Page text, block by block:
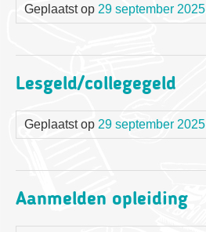
Geplaatst op 29 september 2025
Lesgeld/collegegeld
Geplaatst op 29 september 2025
Aanmelden opleiding